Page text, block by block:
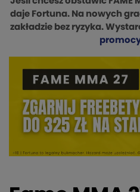
daje Fortuna. Na nowych
zakładzie bez ryzyka.